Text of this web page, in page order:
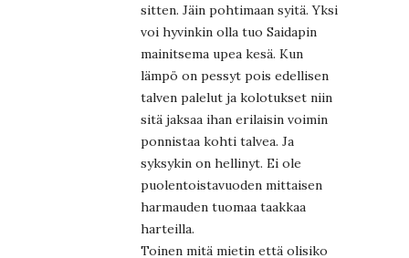
sitten. Jäin pohtimaan syitä. Yksi
voi hyvinkin olla tuo Saidapin
mainitsema upea kesä. Kun
lämpö on pessyt pois edellisen
talven palelut ja kolotukset niin
sitä jaksaa ihan erilaisin voimin
ponnistaa kohti talvea. Ja
syksykin on hellinyt. Ei ole
puolentoistavuoden mittaisen
harmauden tuomaa taakkaa
harteilla.
Toinen mitä mietin että olisiko